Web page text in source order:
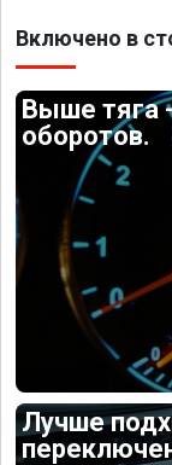
Включено в
Выше тяга
оборотов.
Лучше